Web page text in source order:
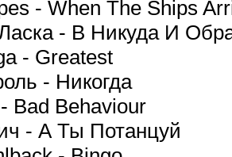
- When The Ships
- В Никуда И
- Greatest
- Никогда
Bad Behaviour
- А Ты Потанцуй